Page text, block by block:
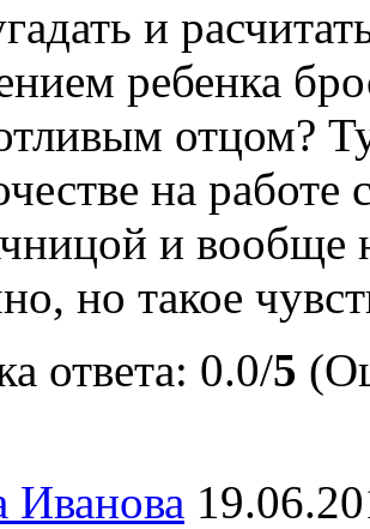
и
ребенка
отцом?
на работе
и
но такое
ответа: 0.0/5
Иванова